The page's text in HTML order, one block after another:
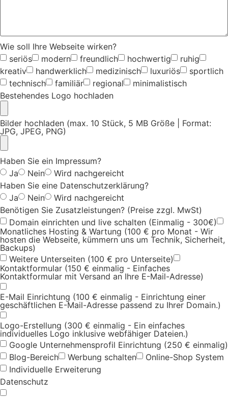
Wie soll Ihre Webseite wirken?
seriös
modern freundlich hochwertig
ruhig
kreativ
handwerklich medizinisch luxuriös
sportlich
technisch
familiär regional
minimalistisch
Bestehendes Logo hochladen
Bilder hochladen (max. 10 Stück, 5 MB Größe | Format:
JPG, JPEG, PNG)
Haben Sie ein Impressum?
Ja
Nein
Wird nachgereicht
Haben Sie eine Datenschutzerklärung?
Ja
Nein
Wird nachgereicht
Benötigen Sie Zusatzleistungen? (Preise zzgl. MwSt)
Domain einrichten und live schalten (Einmalig - 300€)
Monatliches Hosting & Wartung (100 € pro Monat - Wir
hosten die Webseite, kümmern uns um Technik, Sicherheit,
Backups)
Weitere Unterseiten (100 € pro Unterseite)
Kontaktformular (150 € einmalig - Einfaches
Kontaktformular mit Versand an Ihre E-Mail-Adresse)
E-Mail Einrichtung (100 € einmalig - Einrichtung einer
geschäftlichen E-Mail-Adresse passend zu Ihrer Domain.)
Logo-Erstellung (300 € einmalig - Ein einfaches
individuelles Logo inklusive webfähiger Dateien.)
Google Unternehmensprofil Einrichtung (250 € einmalig)
Blog-Bereich
Werbung schalten
Online-Shop System
Individuelle Erweiterung
Datenschutz